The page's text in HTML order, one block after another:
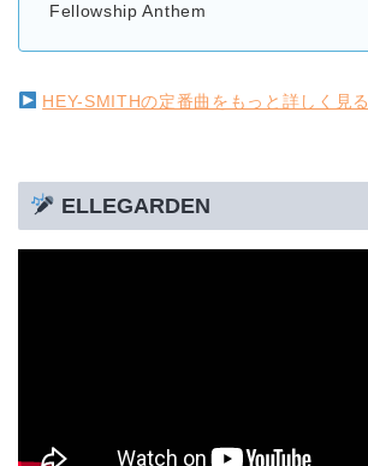
Fellowship Anthem
HEY-SMITHの定番曲をもっと詳しく見る
ELLEGARDEN